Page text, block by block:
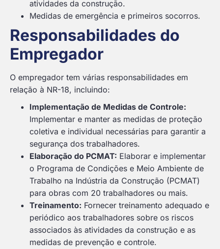
atividades da construção.
Medidas de emergência e primeiros socorros.
Responsabilidades do
Empregador
O empregador tem várias responsabilidades em
relação à NR-18, incluindo:
Implementação de Medidas de Controle:
Implementar e manter as medidas de proteção
coletiva e individual necessárias para garantir a
segurança dos trabalhadores.
Elaboração do PCMAT: Elaborar e implementar
o Programa de Condições e Meio Ambiente de
Trabalho na Indústria da Construção (PCMAT)
para obras com 20 trabalhadores ou mais.
Treinamento: Fornecer treinamento adequado e
periódico aos trabalhadores sobre os riscos
associados às atividades da construção e as
medidas de prevenção e controle.